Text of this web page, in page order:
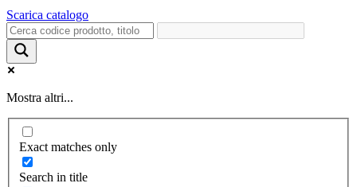
Scarica catalogo
Mostra altri...
Exact matches only
Search in title